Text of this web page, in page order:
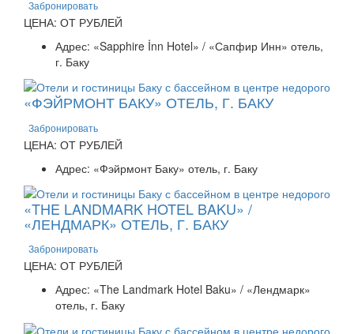
Забронировать
ЦЕНА: ОТ РУБЛЕЙ
Адрес: «Sapphire İnn Hotel» / «Сапфир Инн» отель,
г. Баку
«ФЭЙРМОНТ БАКУ» ОТЕЛЬ, Г. БАКУ
Забронировать
ЦЕНА: ОТ РУБЛЕЙ
Адрес: «Фэйрмонт Баку» отель, г. Баку
«THE LANDMARK HOTEL BAKU» /
«ЛЕНДМАРК» ОТЕЛЬ, Г. БАКУ
Забронировать
ЦЕНА: ОТ РУБЛЕЙ
Адрес: «The Landmark Hotel Baku» / «Лендмарк»
отель, г. Баку